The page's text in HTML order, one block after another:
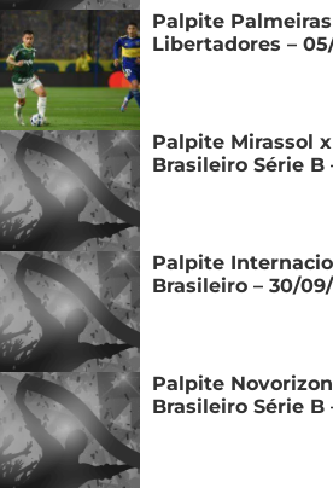
Palpite
Libertadores –
Palpite Mirassol
Brasileiro Série B
Palpite
Brasileiro – 30/
Palpite
Brasileiro Série B